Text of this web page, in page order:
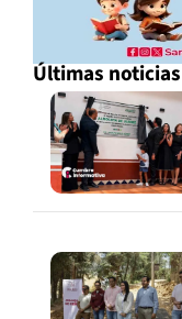
Últimas noticias